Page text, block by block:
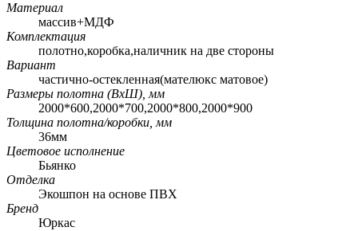
Материал
массив+МДФ
Комплектация
полотно,коробка,наличник на две стороны
Вариант
частично-остекленная(мателюкс матовое)
Размеры полотна (ВхШ), мм
2000*600,2000*700,2000*800,2000*900
Толщина полотна/коробки, мм
36мм
Цветовое исполнение
Бьянко
Отделка
Экошпон на основе ПВХ
Бренд
Юркас